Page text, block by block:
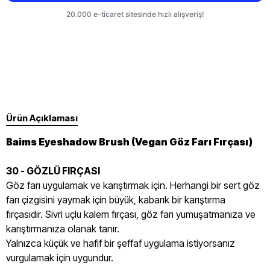
Ürün Açıklaması
Baims Eyeshadow Brush (Vegan Göz Farı Fırçası)
30 - GÖZLÜ FIRÇASI
Göz farı uygulamak ve karıştırmak için. Herhangi bir sert göz
farı çizgisini yaymak için büyük, kabarık bir karıştırma
fırçasıdır. Sivri uçlu kalem fırçası, göz farı yumuşatmanıza ve
karıştırmanıza olanak tanır.
Yalnızca küçük ve hafif bir şeffaf uygulama istiyorsanız
vurgulamak için uygundur.